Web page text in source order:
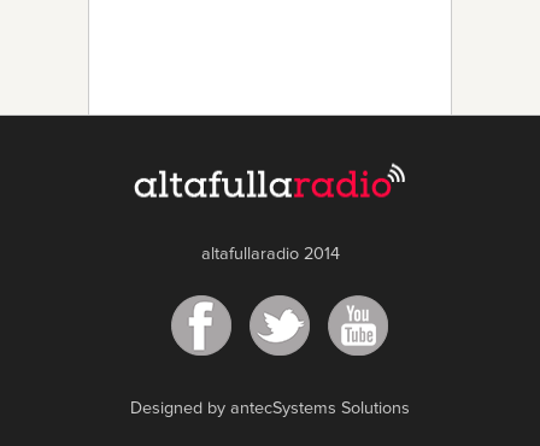
altafullaradio 2014
Designed by antecSystems Solutions